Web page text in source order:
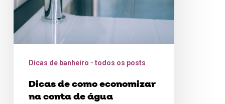
de
água
Dicas de banheiro - todos os posts
Dicas de como economizar
na conta de água